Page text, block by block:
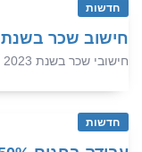
חדשות
חישוב שכר בשנת 2023
חישובי שכר בשנת 2023
חדשות